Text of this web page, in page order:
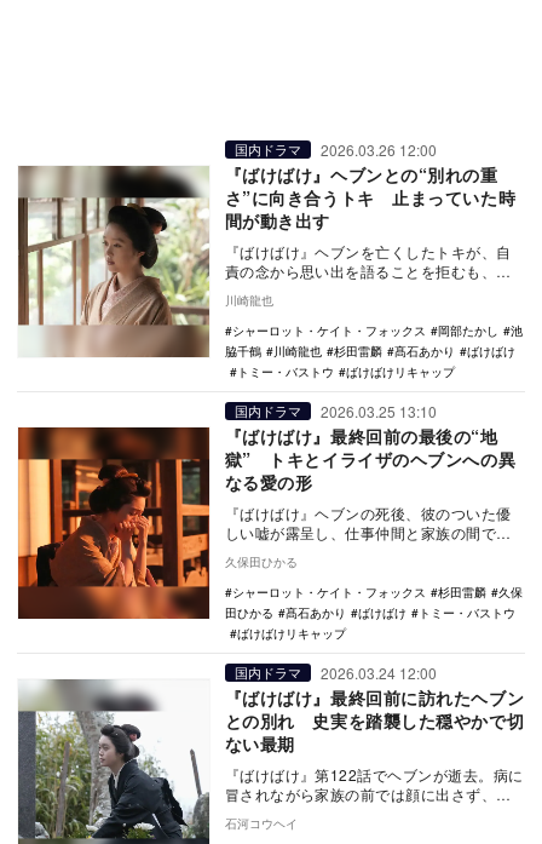
国内ドラマ 2026.03.26 12:00
『ばけばけ』ヘブンとの“別れの重
さ”に向き合うトキ 止まっていた時
間が動き出す
『ばけばけ』ヘブンを亡くしたトキが、自
責の念から思い出を語ることを拒むも、周
っていた時間を…
川崎龍也
シャーロット・ケイト・フォックス
岡部たかし
池
脇千鶴
川崎龍也 杉田雷麟 髙石あかり
ばけばけ
トミー・バストウ
ばけばけリキャップ
国内ドラマ 2026.03.25 13:10
『ばけばけ』最終回前の最後の“地
獄” トキとイライザのヘブンへの異
なる愛の形
『ばけばけ』ヘブンの死後、彼のついた優
しい嘘が露呈し、仕事仲間と家族の間で評
合い、自身の人…
久保田ひかる
シャーロット・ケイト・フォックス
杉田雷麟
久保
田ひかる
髙石あかり ばけばけ
トミー・バストウ
ばけばけリキャップ
国内ドラマ 2026.03.24 12:00
『ばけばけ』最終回前に訪れたヘブン
との別れ 史実を踏襲した穏やかで切
ない最期
『ばけばけ』第122話でヘブンが逝去。病に
冒されながら家族の前では顔に出さず、ト
襲した最期…
石河コウヘイ